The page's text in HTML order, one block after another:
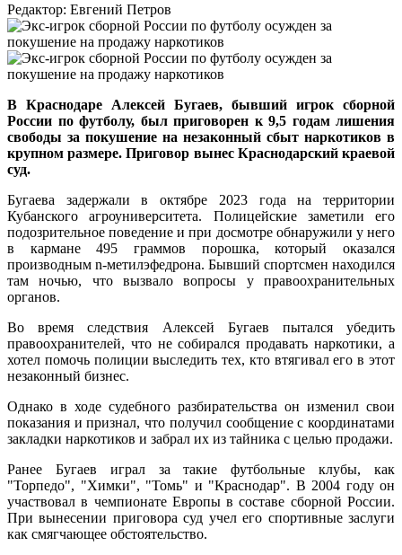
Редактор: Евгений Петров
В Краснодаре Алексей Бугаев, бывший игрок сборной
России по футболу, был приговорен к 9,5 годам лишения
свободы за покушение на незаконный сбыт наркотиков в
крупном размере. Приговор вынес Краснодарский краевой
суд.
Бугаева задержали в октябре 2023 года на территории
Кубанского агроуниверситета. Полицейские заметили его
подозрительное поведение и при досмотре обнаружили у него
в кармане 495 граммов порошка, который оказался
производным n-метилэфедрона. Бывший спортсмен находился
там ночью, что вызвало вопросы у правоохранительных
органов.
Во время следствия Алексей Бугаев пытался убедить
правоохранителей, что не собирался продавать наркотики, а
хотел помочь полиции выследить тех, кто втягивал его в этот
незаконный бизнес.
Однако в ходе судебного разбирательства он изменил свои
показания и признал, что получил сообщение с координатами
закладки наркотиков и забрал их из тайника с целью продажи.
Ранее Бугаев играл за такие футбольные клубы, как
"Торпедо", "Химки", "Томь" и "Краснодар". В 2004 году он
участвовал в чемпионате Европы в составе сборной России.
При вынесении приговора суд учел его спортивные заслуги
как смягчающее обстоятельство.